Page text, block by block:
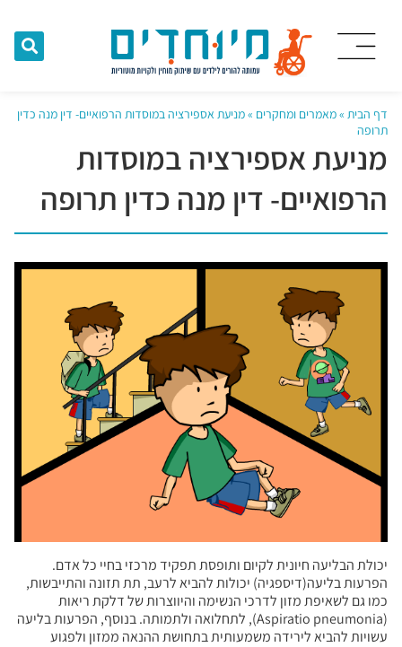
דף הבית »מאמרים ומחקרים »מניעת אספירציה במוסדות הרפואיים- דין מנה כדין
תרופה
מניעת אספירציה במוסדות
הרפואיים- דין מנה כדין תרופה
יכולת הבליעה חיונית לקיום ותופסת תפקיד מרכזי בחיי כל אדם.
הפרעות בליעה(דיספגיה) יכולות להביא לרעב, תת תזונה והתייבשות,
כמו גם לשאיפת מזון לדרכי הנשימה והיווצרות של דלקת ריאות
(Aspiratio pneumonia), לתחלואה ולתמותה. בנוסף, הפרעות בליעה
עשויות להביא לירידה משמעותית בתחושת ההנאה ממזון ולפגוע